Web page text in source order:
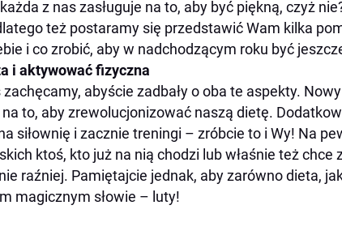
z nas zasługuje na to, aby być piękną, czyż
też postaramy się przedstawić Wam kilka
i co zrobić, aby w nadchodzącym roku być
i aktywować fizyczna
zachęcamy, abyście zadbały o oba te aspekty.
to, aby zrewolucjonizować naszą dietę.
siłownię i zacznie treningi – zróbcie to i Wy! Na
ktoś, kto już na nią chodzi lub właśnie też chce
raźniej. Pamiętajcie jednak, aby zarówno dieta,
magicznym słowie – luty!